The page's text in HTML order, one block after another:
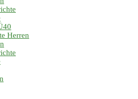
Herren